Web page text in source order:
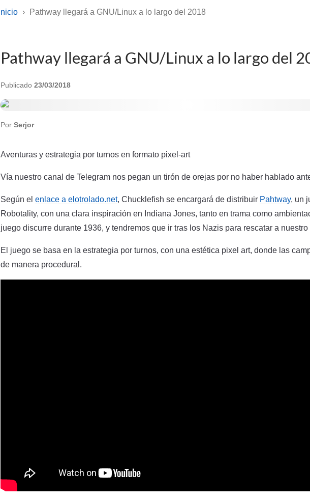
Inicio Pathway llegará a GNU/Linux a lo largo del 2018
Pathway llegará a GNU/Linux a lo largo del
Publicado 23/03/2018
Por Serjor
Aventuras y estrategia por turnos en formato pixel-art
Vía nuestro canal de Telegram nos pegan un tirón de orejas por no haber hablado
Según el enlace a elotrolado.net, Chucklefish se encargará de distribuir Pahtway, un
Robotality, con una clara inspiración en Indiana Jones, tanto en trama como
juego discurre durante 1936, y tendremos que ir tras los Nazis para rescatar a nuestro
El juego se basa en la estrategia por turnos, con una estética pixel art, donde las
de manera procedural.